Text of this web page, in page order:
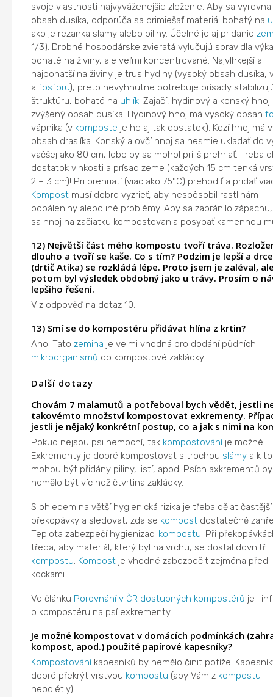
svoje vlastnosti najvyváženejšie zloženie. Aby sa
obsah dusíka, odporúča sa primiešať materiál bohatý na
ako je rezanka slamy alebo piliny. Účelné je aj pridanie
1/3). Drobné hospodárske zvieratá vylučujú spravidla
bohaté na živiny, ale veľmi koncentrované. Najvlhkejší a
najbohatší na živiny je trus hydiny (vysoký obsah dusíka,
a fosforu), preto nevyhnutne potrebuje prísady
štruktúru, bohaté na uhlík. Zajačí, hydinový a konský hnoj
zvýšený obsah dusíka. Hydinový hnoj má vysoký obsah
vápnika (v komposte je ho aj tak dostatok). Kozí hnoj má
obsah draslíka. Konský a ovčí hnoj sa nesmie ukladať do
väčšej ako 80 cm, lebo by sa mohol príliš prehriať. Treba
dostatok vlhkosti a prísad zeme (každých 15 cm tenká
2 – 3 cm)! Pri prehriatí (viac ako 75°C) prehodiť a pridať
Kompostmusí dobre vyzrieť, aby nespôsobil rastlinám
popáleniny alebo iné problémy. Aby sa zabránilo
sa hnoj na začiatku kompostovania posypať kamennou
12) Největší část mého kompostu tvoří tráva.
dlouho a tvoří se kaše. Co s tím? Podzim je lepší a
(drtič Atika) se rozkládá lépe. Proto jsem je zaléval,
potom byl výsledek obdobný jako u trávy. Prosím o
lepšího řešení.
Viz odpověď na dotaz 10.
13) Smí se do kompostéru přidávat hlína z krtin?
Ano. Tato zemina je velmi vhodná pro dodání půdních
mikroorganismů do kompostové zakládky.
Další dotazy
Chovám 7 malamutů a potřeboval bych vědět, jestli
takovémto množství kompostovat exkrementy.
jestli je nějaký konkrétní postup, co a jak s nimi na
Pokud nejsou psi nemocní, tak kompostováníje možné.
Exkrementy je dobré kompostovat s trochou slámya k
mohou být přidány piliny, listí, apod. Psích axkrementů by
nemělo být víc než čtvrtina zakládky.
S ohledem na větší hygienická rizika je třeba dělat častější
překopávky a sledovat, zda se kompost dostatečně
Teplota zabezpečí hygienizaci kompostu . Při
třeba, aby materiál, který byl na vrchu, se dostal dovnitř
kompostu Kompost je vhodné zabezpečit zejména před
kockami.
Ve článku Porovnání v ČR dostupných kompostérů je i
o kompostéru na psí exkrementy.
Je možné kompostovat v domácích podmínkách
kompost, apod.) použité papírové kapesníky?
Kompostováníkapesníků by nemělo činit potíže.
dobré překrýt vrstvou kompostu (aby Vám z kompostu
neodlétly).